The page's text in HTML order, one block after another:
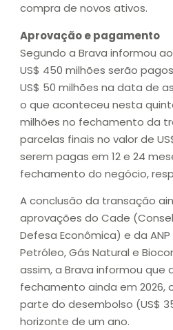
compra de novos ativos.
Aprovação e pagamento
Segundo a Brava informou
US$ 450 milhões serão
US$ 50 milhões na data de
o que aconteceu nesta
milhões no fechamento da
parcelas finais no valor de
serem pagas em 12 e 24
fechamento do negócio,
A conclusão da transação
aprovações do Cade
Defesa Econômica) e da
Petróleo, Gás Natural e
assim, a Brava informou que
fechamento ainda em 2026,
parte do desembolso (US$
horizonte de um ano.